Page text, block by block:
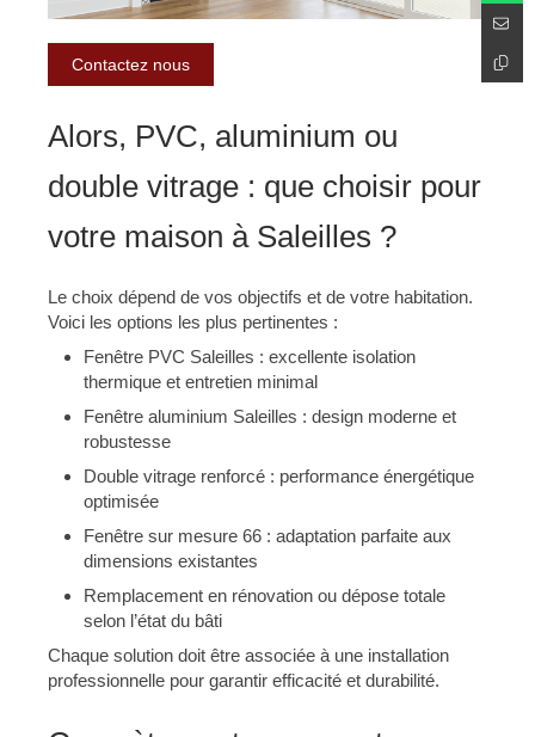
Contactez nous
Alors, PVC, aluminium ou
double vitrage : que choisir pour
votre maison à Saleilles ?
Le choix dépend de vos objectifs et de votre habitation.
Voici les options les plus pertinentes :
Fenêtre PVC Saleilles : excellente isolation
thermique et entretien minimal
Fenêtre aluminium Saleilles : design moderne et
robustesse
Double vitrage renforcé : performance énergétique
optimisée
Fenêtre sur mesure 66 : adaptation parfaite aux
dimensions existantes
Remplacement en rénovation ou dépose totale
selon l’état du bâti
Chaque solution doit être associée à une installation
professionnelle pour garantir efficacité et durabilité.